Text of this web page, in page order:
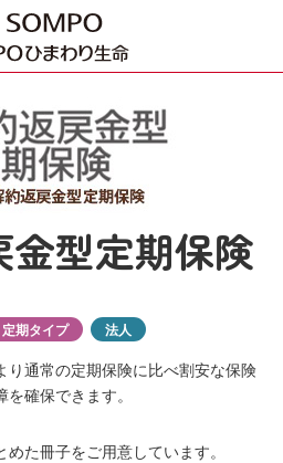
金型定期保険
定期タイプ 法人
り通常の定期保険に比べ割安な保険
確保できます。
た冊子をご用意しています。